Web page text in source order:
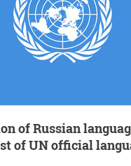
of UN official